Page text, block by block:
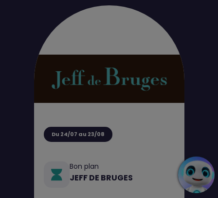
Du 24/07 au 23/08
Bon plan
JEFF DE BRUGES